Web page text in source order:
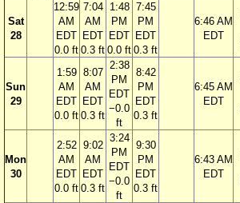
Sat
28
12:59
AM
EDT
0.0 ft
7:04
AM
EDT
0.3 ft
1:48
PM
EDT
0.0 ft
7:45
PM
EDT
0.3 ft
6:46 AM
EDT
Sun
29
1:59
AM
EDT
0.0 ft
8:07
AM
EDT
0.3 ft
2:38
PM
EDT
−0.0
ft
8:42
PM
EDT
0.3 ft
6:45 AM
EDT
Mon
30
2:52
AM
EDT
0.0 ft
9:02
AM
EDT
0.3 ft
3:24
PM
EDT
−0.0
ft
9:30
PM
EDT
0.3 ft
6:43 AM
EDT